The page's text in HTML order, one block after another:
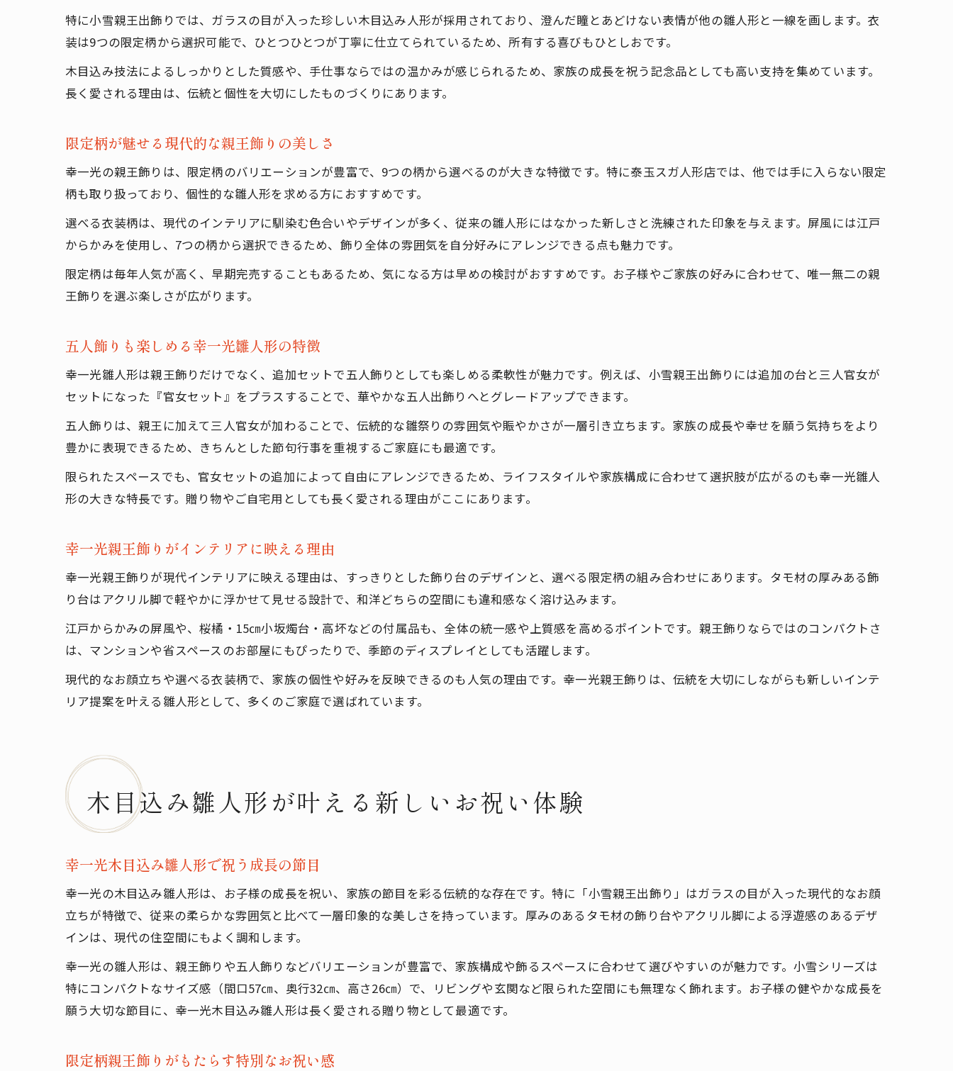
五人飾りと組み合わせる小雪親王の楽しみ方
江戸からかみ屏風を選ぶ雛人形インテリア術
江戸からかみ屏風が映える幸一光親王飾り
五人飾りを引き立てる屏風のデザイン性
幸一光雛人形と屏風の美しいコーディネート
手軽に楽しむコンパクト親王飾りの選び方
幸一光親王飾りはコンパクトで飾りやすい
木目込み雛人形で省スペースを実現する方法
特に小雪親王出飾りでは、ガラスの目が入った珍しい木目込み人形が採用されており、澄んだ瞳とあどけない表情が他の雛人形と一線を画します。衣
装は9つの限定柄から選択可能で、ひとつひとつが丁寧に仕立てられているため、所有する喜びもひとしおです。
木目込み技法によるしっかりとした質感や、手仕事ならではの温かみが感じられるため、家族の成長を祝う記念品としても高い支持を集めています。
長く愛される理由は、伝統と個性を大切にしたものづくりにあります。
限定柄が魅せる現代的な親王飾りの美しさ
幸一光の親王飾りは、限定柄のバリエーションが豊富で、9つの柄から選べるのが大きな特徴です。特に泰玉スガ人形店では、他では手に入らない限定
柄も取り扱っており、個性的な雛人形を求める方におすすめです。
選べる衣装柄は、現代のインテリアに馴染む色合いやデザインが多く、従来の雛人形にはなかった新しさと洗練された印象を与えます。屏風には江戸
からかみを使用し、7つの柄から選択できるため、飾り全体の雰囲気を自分好みにアレンジできる点も魅力です。
限定柄は毎年人気が高く、早期完売することもあるため、気になる方は早めの検討がおすすめです。お子様やご家族の好みに合わせて、唯一無二の親
王飾りを選ぶ楽しさが広がります。
五人飾りも楽しめる幸一光雛人形の特徴
幸一光雛人形は親王飾りだけでなく、追加セットで五人飾りとしても楽しめる柔軟性が魅力です。例えば、小雪親王出飾りには追加の台と三人官女が
セットになった『官女セット』をプラスすることで、華やかな五人出飾りへとグレードアップできます。
五人飾りは、親王に加えて三人官女が加わることで、伝統的な雛祭りの雰囲気や賑やかさが一層引き立ちます。家族の成長や幸せを願う気持ちをより
豊かに表現できるため、きちんとした節句行事を重視するご家庭にも最適です。
限られたスペースでも、官女セットの追加によって自由にアレンジできるため、ライフスタイルや家族構成に合わせて選択肢が広がるのも幸一光雛人
形の大きな特長です。贈り物やご自宅用としても長く愛される理由がここにあります。
幸一光親王飾りがインテリアに映える理由
幸一光親王飾りが現代インテリアに映える理由は、すっきりとした飾り台のデザインと、選べる限定柄の組み合わせにあります。タモ材の厚みある飾
り台はアクリル脚で軽やかに浮かせて見せる設計で、和洋どちらの空間にも違和感なく溶け込みます。
江戸からかみの屏風や、桜橘・15㎝小坂燭台・高坏などの付属品も、全体の統一感や上質感を高めるポイントです。親王飾りならではのコンパクトさ
は、マンションや省スペースのお部屋にもぴったりで、季節のディスプレイとしても活躍します。
現代的なお顔立ちや選べる衣装柄で、家族の個性や好みを反映できるのも人気の理由です。幸一光親王飾りは、伝統を大切にしながらも新しいインテ
リア提案を叶える雛人形として、多くのご家庭で選ばれています。
木目込み雛人形が叶える新しいお祝い体験
幸一光木目込み雛人形で祝う成長の節目
幸一光の木目込み雛人形は、お子様の成長を祝い、家族の節目を彩る伝統的な存在です。特に「小雪親王出飾り」はガラスの目が入った現代的なお顔
立ちが特徴で、従来の柔らかな雰囲気と比べて一層印象的な美しさを持っています。厚みのあるタモ材の飾り台やアクリル脚による浮遊感のあるデザ
インは、現代の住空間にもよく調和します。
幸一光の雛人形は、親王飾りや五人飾りなどバリエーションが豊富で、家族構成や飾るスペースに合わせて選びやすいのが魅力です。小雪シリーズは
特にコンパクトなサイズ感（間口57㎝、奥行32㎝、高さ26㎝）で、リビングや玄関など限られた空間にも無理なく飾れます。お子様の健やかな成長を
願う大切な節目に、幸一光木目込み雛人形は長く愛される贈り物として最適です。
限定柄親王飾りがもたらす特別なお祝い感